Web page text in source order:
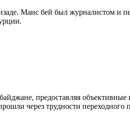
Маис бей был журналистом и
предоставляя
через трудности